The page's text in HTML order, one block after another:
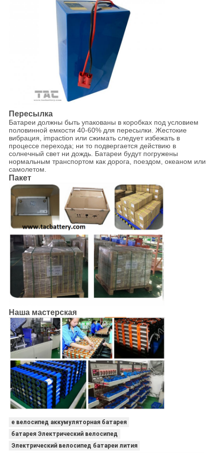
Пересылка
Батареи должны быть упакованы в коробках под условием
половинной емкости 40-60% для пересылки. Жестокие
вибрация, impaction или сжимать следует избежать в
процессе перехода; ни то подвергается действию в
солнечный свет ни дождь. Батареи будут погружены
нормальным транспортом как дорога, поездом, океаном или
самолетом.
Пакет
Наша мастерская
e велосипед аккумуляторная батарея
батарея Электрический велосипед
Электрический велосипед батареи лития